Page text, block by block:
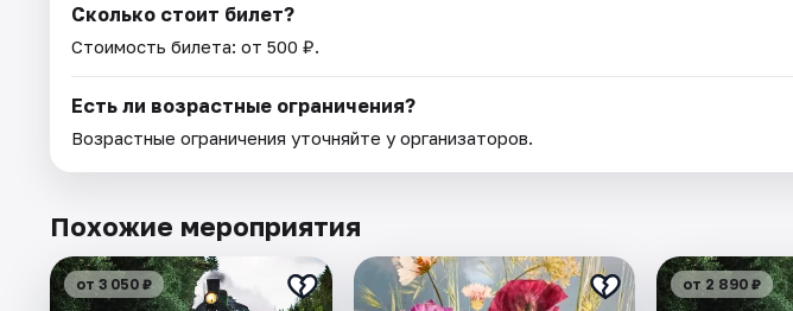
Сколько стоит билет?
Стоимость билета: от 500 ₽.
Есть ли возрастные ограничения?
Возрастные ограничения уточняйте у организаторов.
Похожие мероприятия
от 3 050 ₽ от 2 890 ₽